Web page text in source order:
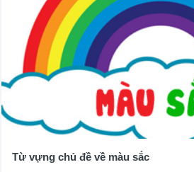
Từ vựng chủ đề về màu sắc